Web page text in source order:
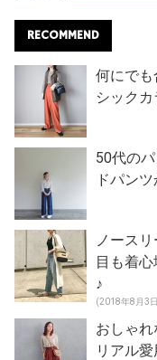
RECOMMEND
何にで
シックカ
50代の
ドパン
ノース
目も着
♪
(2018年8月3
おしゃれ
リアル